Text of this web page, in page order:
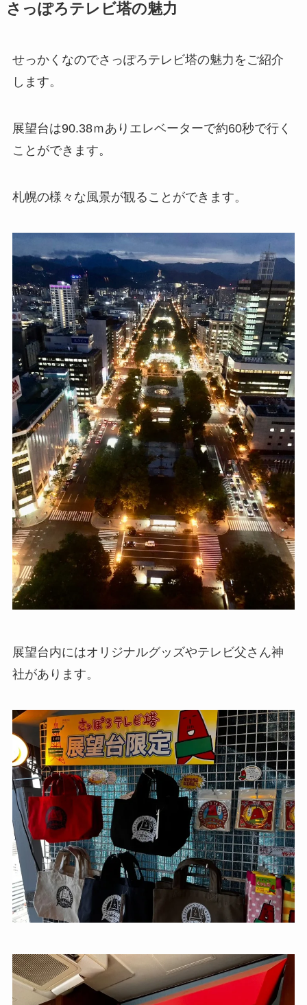
さっぽろテレビ塔の魅力
せっかくなのでさっぽろテレビ塔の魅力をご紹介
します。
展望台は90.38ｍありエレベーターで約60秒で行く
ことができます。
札幌の様々な風景が観ることができます。
展望台内にはオリジナルグッズやテレビ父さん神
社があります。